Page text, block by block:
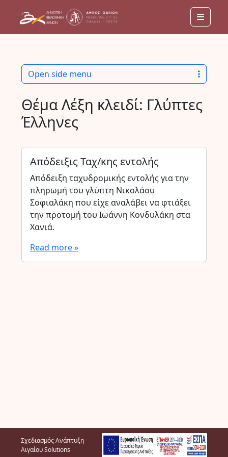
Menu
Θέμα Λέξη κλειδί: Γλύπτες
Έλληνες
Απόδειξις Ταχ/κης εντολής
Απόδειξη ταχυδρομικής εντολής για την
πληρωμή του γλύπτη Νικολάου
Σοφιαλάκη που είχε αναλάβει να φτιάξει
την προτομή του Ιωάννη Κονδυλάκη στα
Χανιά.
Read more »
Open side menu
Σχεδιασμός Ανάπτυξη
Αιγαίου Solutions